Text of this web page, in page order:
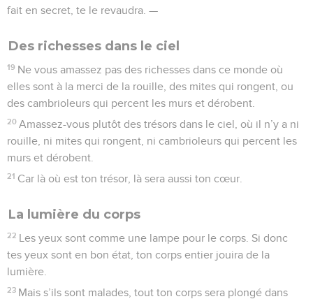
fait en secret, te le revaudra. —
Des richesses dans le ciel
19 Ne vous amassez pas des richesses dans ce monde où
elles sont à la merci de la rouille, des mites qui rongent, ou
des cambrioleurs qui percent les murs et dérobent.
20 Amassez-vous plutôt des trésors dans le ciel, où il n’y a ni
rouille, ni mites qui rongent, ni cambrioleurs qui percent les
murs et dérobent.
21 Car là où est ton trésor, là sera aussi ton cœur.
La lumière du corps
22 Les yeux sont comme une lampe pour le corps. Si donc
tes yeux sont en bon état, ton corps entier jouira de la
lumière.
23 Mais s’ils sont malades, tout ton corps sera plongé dans